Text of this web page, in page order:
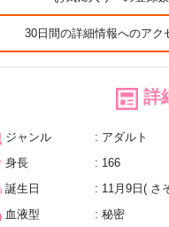
30日間の詳細情報へのアク
詳
ジャンル
: アダルト
身長
: 166
誕生日
: 11月9日( さ
血液型
: 秘密